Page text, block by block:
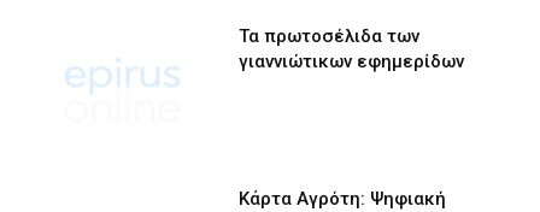
Τα πρωτοσέλιδα των
γιαννιώτικων εφημερίδων
Κάρτα Αγρότη: Ψηφιακή